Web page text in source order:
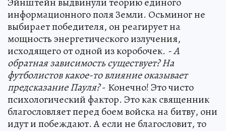
информационного поля Земли. Осьминог не
выбирает победителя, он реагирует на
мощность энергетического излучения,
исходящего от одной из коробочек. - А
обратная зависимость существует? На
футболистов какое-то влияние оказывает
предсказание Пауля?- Конечно! Это чисто
психологический фактор. Это как священник
благословляет перед боем войска на битву, они
идут и побеждают. А если не благословит, то